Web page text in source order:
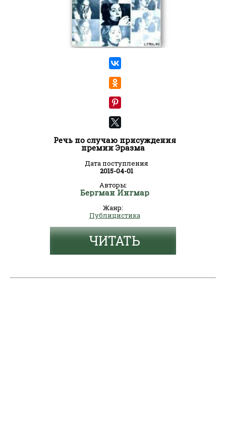
Речь по случаю присуждения
премии Эразма
Дата поступления
2015-04-01
Авторы:
Бергман Ингмар
Жанр:
Публицистика
ЧИТАТЬ